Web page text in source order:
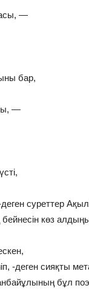
—
бар,
—
-деген суреттер
көз
-деген сияқты
бұл